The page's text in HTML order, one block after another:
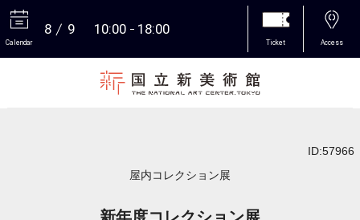
Calendar
8 9 10:00 18:00
Ticket Access
ID:57966
屋内コレクション展